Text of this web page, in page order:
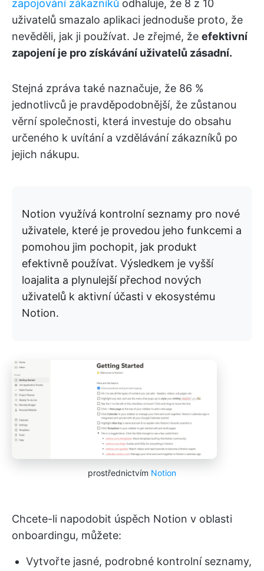
zapojování zákazníků odhaluje, že 8 z 10
uživatelů smazalo aplikaci jednoduše proto, že
nevěděli, jak ji používat. Je zřejmé, že efektivní
zapojení je pro získávání uživatelů zásadní.
Stejná zpráva také naznačuje, že 86 %
jednotlivců je pravděpodobnější, že zůstanou
věrní společnosti, která investuje do obsahu
určeného k uvítání a vzdělávání zákazníků po
jejich nákupu.
Notion využívá kontrolní seznamy pro nové
uživatele, které je provedou jeho funkcemi a
pomohou jim pochopit, jak produkt
efektivně používat. Výsledkem je vyšší
loajalita a plynulejší přechod nových
uživatelů k aktivní účasti v ekosystému
Notion.
prostřednictvím Notion
Chcete-li napodobit úspěch Notion v oblasti
onboardingu, můžete:
Vytvořte jasné, podrobné kontrolní seznamy,